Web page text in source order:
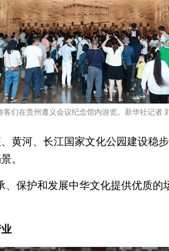
客们在贵州遵义会议纪念馆内游览。新华社记者
黄河、长江国家文化公园建设稳
。
、保护和发展中华文化提供优质的